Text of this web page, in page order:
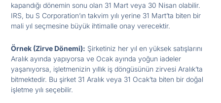
kapandığı dönemin sonu olan 31 Mart veya 30 Nisan olabilir.
IRS, bu S Corporation’ın takvim yılı yerine 31 Mart’ta biten bir
mali yıl seçmesine büyük ihtimalle onay verecektir.
Örnek (Zirve Dönemi): Şirketiniz her yıl en yüksek satışlarını
Aralık ayında yapıyorsa ve Ocak ayında yoğun iadeler
yaşanıyorsa, işletmenizin yıllık iş döngüsünün zirvesi Aralık’ta
bitmektedir. Bu şirket 31 Aralık veya 31 Ocak’ta biten bir doğal
işletme yılı seçebilir.